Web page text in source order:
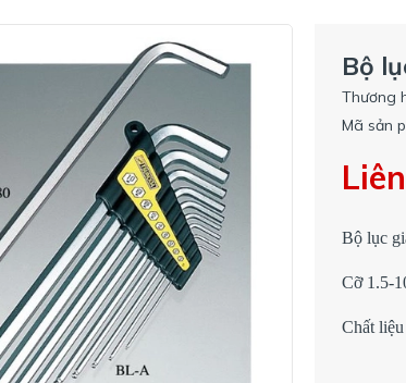
Bộ
Thương
Mã sản
Bộ lục
Cỡ 1.5-
Chất